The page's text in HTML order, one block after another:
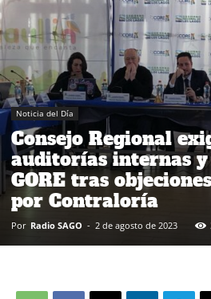
Noticia del Día
Consejo Regional
auditorías internas
GORE tras
por Contraloría
Por Radio SAGO - 2 de agosto de 2023